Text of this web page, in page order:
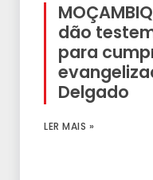
dão
para
Delgado
LER MAIS »